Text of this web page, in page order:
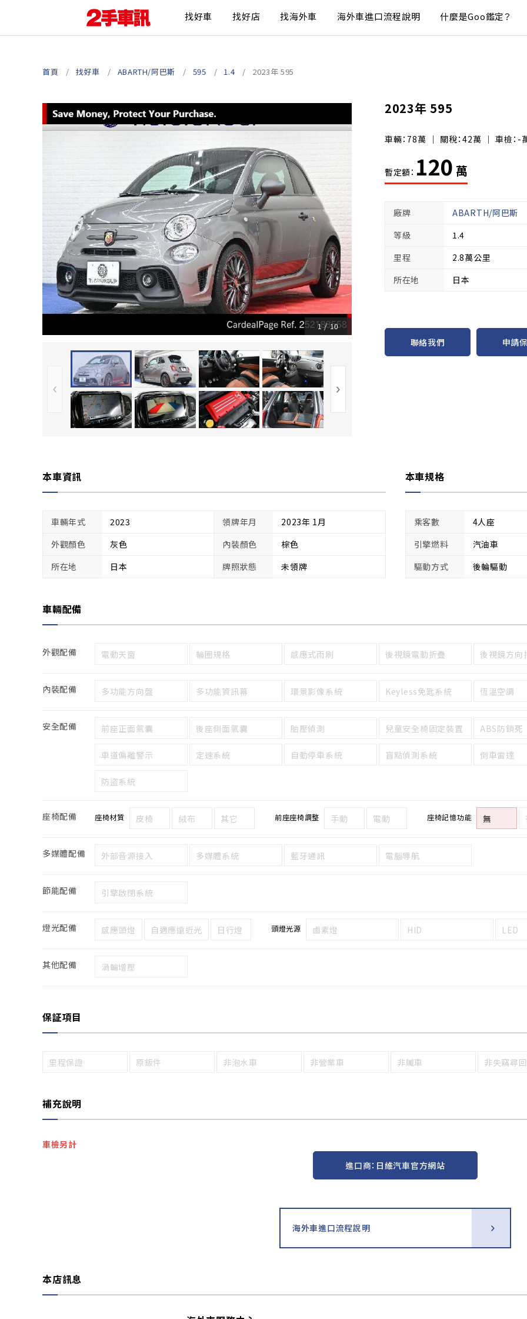
找好車 找好店 找海外車 海外車進口流程說明 什麼是Goo鑑定？
首頁 找好車 ABARTH/阿巴斯 595 1.4 2023年 595
2023年 595
車輛：78萬 ｜ 關稅：42萬 ｜ 車檢：-
暫定額： 120 萬
1/10
廠牌 ABARTH/阿巴斯
等級
1.4
里程
2.8萬公里
所在地
日本
聯絡我們 申請
本車資訊
車輛年式 2023 領牌年月
2023年 1月
外觀顏色
灰色 內裝顏色
棕色
所在地
日本 牌照狀態 未領牌
本車規格
乘客數 4人座
引擎燃料
汽油車
驅動方式
後輪驅動
車輛配備
外觀配備 電動天窗 輪圈規格 感應式雨刷 後視鏡電動折疊 後視鏡方向
內裝配備 多功能方向盤 多功能資訊幕 環景影像系統 Keyless免匙系統 恆溫空調
安全配備 前座正面氣囊 後座側面氣囊 胎壓偵測 兒童安全椅固定裝置 ABS防鎖死
車道偏離警示 定速系統 自動停車系統 盲點偵測系統 倒車雷達
防盜系統
座椅配備 座椅材質 皮椅 絨布 其它 前座座椅調整 手動 電動 座椅記憶功能 無
多媒體配備 外部音源接入 多媒體系統 藍牙通訊 電腦導航
節能配備 引擎啟閉系統
燈光配備 感應頭燈 自適應遠近光 日行燈 頭燈光源 鹵素燈 HID LED
其他配備 渦輪增壓
保証項目
里程保證 原鈑件 非泡水車 非營業車 非贓車 非失竊尋
補充說明
車檢另計
進口商：日維汽車官方網站
海外車進口流程說明
本店訊息